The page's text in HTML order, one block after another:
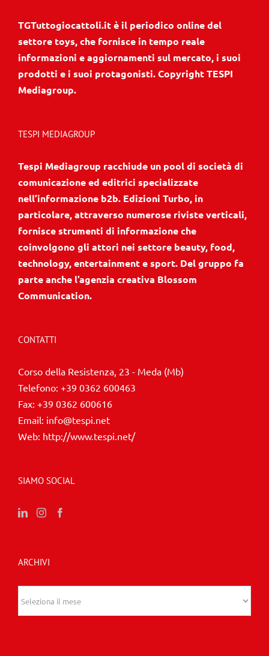
TGTuttogiocattoli.it è il periodico online del
settore toys, che fornisce in tempo reale
informazioni e aggiornamenti sul mercato, i suoi
prodotti e i suoi protagonisti. Copyright TESPI
Mediagroup.
TESPI MEDIAGROUP
Tespi Mediagroup racchiude un pool di società di
comunicazione ed editrici specializzate
nell’informazione b2b. Edizioni Turbo, in
particolare, attraverso numerose riviste verticali,
fornisce strumenti di informazione che
coinvolgono gli attori nei settore beauty, food,
technology, entertainment e sport. Del gruppo fa
parte anche l’agenzia creativa Blossom
Communication.
CONTATTI
Corso della Resistenza, 23 - Meda (Mb)
Telefono: +39 0362 600463
Fax: +39 0362 600616
Email: info@tespi.net
Web: http://www.tespi.net/
SIAMO SOCIAL
ARCHIVI